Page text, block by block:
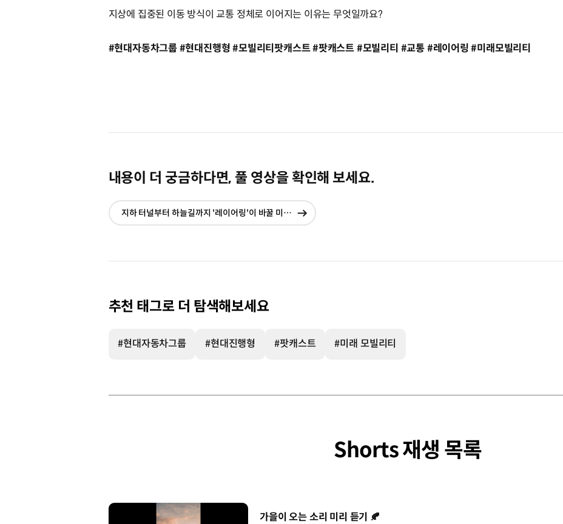
지상에 집중된 이동 방식이 교통 정체로 이어지는 이유는 무엇일까요?
#현대자동차그룹 #현대진행형 #모빌리티팟캐스트 #팟캐스트 #모빌리티 #교통 #레이어링 #미래모빌리티
내용이 더 궁금하다면, 풀 영상을 확인해 보세요.
지하 터널부터 하늘길까지 '레이어링'이 바꿀 미래 도시의 모습 (with 엑소) | 현대진행형 팟캐스트 EP. 18
현재창에서
추천 태그로 더 탐색해보세요
#현대자동차그룹 #현대진행형 #팟캐스트 #미래 모빌리티
Shorts 재생 목록
[동영상]
가을이 오는 소리 미리 듣기 🍂